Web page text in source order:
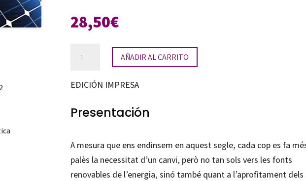
28,50€
transformació
del
energètic
AÑADIR AL CARRITO
EDICIÓN IMPRESA
Presentación
A mesura que ens endinsem en aquest segle, cada cop es fa
palès la necessitat d’un canvi, però no tan sols vers les fonts
renovables de l’energia, sinó també quant a l’aprofitament dels